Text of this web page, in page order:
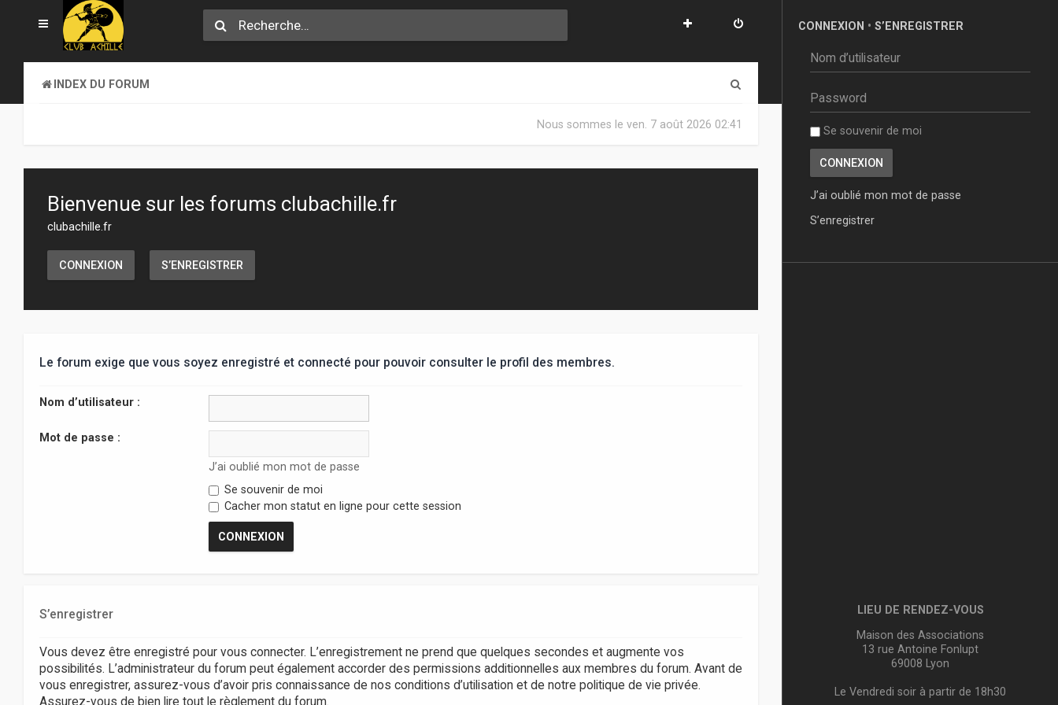
INDEX DU FORUM
Nous sommes le ven. 7 août 2026 02:41
Bienvenue sur les forums clubachille.fr
clubachille.fr
CONNEXION S’ENREGISTRER
Le forum exige que vous soyez enregistré et connecté pour pouvoir consulter le profil des membres.
Nom d’utilisateur :
Mot de passe :
J’ai oublié mon mot de passe
Se souvenir de moi
Cacher mon statut en ligne pour cette session
S’enregistrer
Vous devez être enregistré pour vous connecter. L’enregistrement ne prend que quelques secondes et augmente vos
possibilités. L’administrateur du forum peut également accorder des permissions additionnelles aux membres du forum. Avant de
vous enregistrer, assurez-vous d’avoir pris connaissance de nos conditions d’utilisation et de notre politique de vie privée.
Assurez-vous de bien lire tout le règlement du forum.
CONNEXION • S’ENREGISTRER
Se souvenir de moi
J’ai oublié mon mot de passe
S’enregistrer
LIEU DE RENDEZ-VOUS
Maison des Associations
13 rue Antoine Fonlupt
69008 Lyon
Le Vendredi soir à partir de 18h30